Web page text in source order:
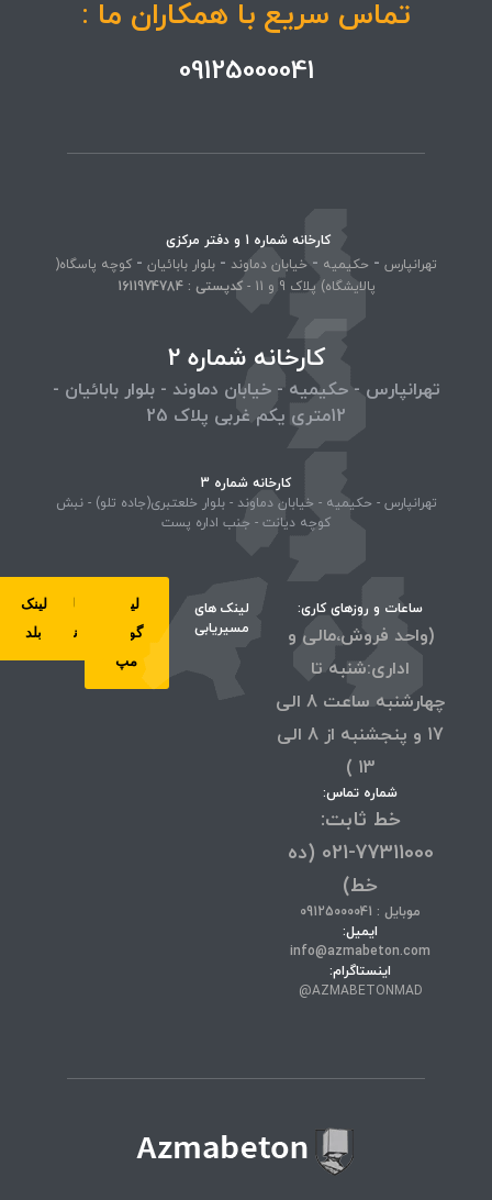
تماس سریع با همکاران ما :
09125000041
کارخانه شماره 1 و دفتر مرکزی
تهرانپارس - حکیمیه - خیابان دماوند - بلوار بابائیان - کوچه پاسگاه(
پالایشگاه) پلاک 9 و 11 -
کد‌پستی : 1611974784
کارخانه شماره 2
تهرانپارس - حکیمیه - خیابان دماوند - بلوار بابائیان -
12متری یکم غربی پلاک 25
کارخانه شماره 3
تهرانپارس - حکیمیه - خیابان دماوند - بلوار خلعتبری(جاده تلو) - نبش
کوچه دیانت - جنب اداره پست
ساعات و روزهای کاری:
(واحد فروش،مالی و
اداری:شنبه تا
چهارشنبه ساعت 8 الی
17 و پنجشنبه از 8 الی
13 )
شماره تماس:
خط ثابت:
77311000-021 (ده
خط)
موبایل : 09125000041
ایمیل:
info@azmabeton.com
اینستاگرام:
AZMABETONMAD@
لینک های
مسیریابی
لینک
گوگل
مپ
لینک
نشان
لینک
بلد